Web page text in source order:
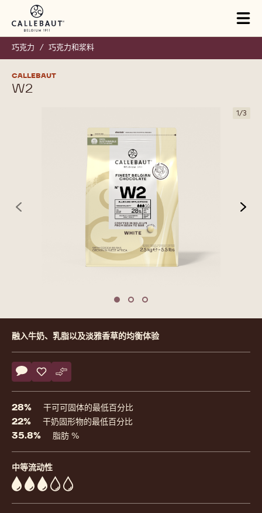
Skip to main content
巧克力 / 巧克力和浆料
CALLEBAUT
W2
1/3
previous
Move to slide 1
Move to slide 2
Move to slide 3
Product
information
融入牛奶、乳脂以及淡雅香草的均衡体验
Actions
评论
- W2保存
- W2比较
- W2
28% 干可可固体的最低百分比
22% 干奶固形物的最低百分比
35.8% 脂肪 %
中等流动性
3